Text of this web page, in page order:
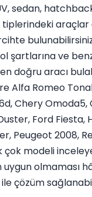
sedan,
araçlar
şartlarına ve
doğru aracı
Alfa Romeo
Chery
Ford Fiesta,
Peugeot 2008,
çok modeli
uygun olmaması
çözüm